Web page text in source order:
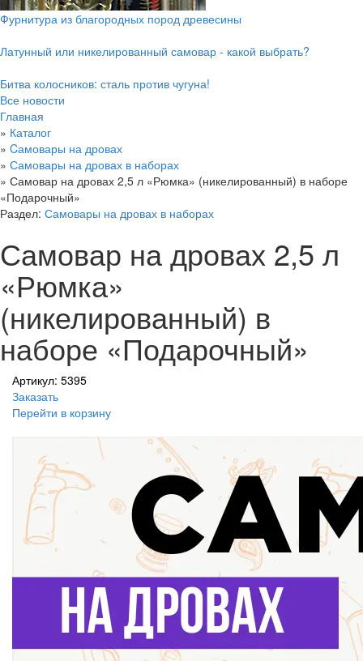
Фурнитура из благородных пород древесины
Латунный или никелированный самовар - какой выбрать?
Битва колосников: сталь против чугуна!
Все новости
Главная
» Каталог
» Cамовары на дровах
» Самовары на дровах в наборах
» Самовар на дровах 2,5 л «Рюмка» (никелированный) в наборе
«Подарочный»
Раздел: Самовары на дровах в наборах
Самовар на дровах 2,5 л
«Рюмка»
(никелированный) в
наборе «Подарочный»
Артикул: 5395
Заказать
Перейти в корзину